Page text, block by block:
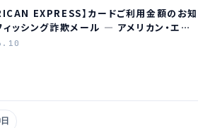
EXPRESS】カードご利用金額のお知
ィッシング詐欺メール ― アメリカン・エキ
装う偽メールの見分け方